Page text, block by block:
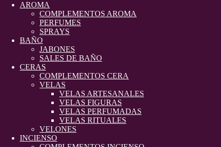
AROMA
COMPLEMENTOS AROMA
PERFUMES
SPRAYS
BAÑO
JABONES
SALES DE BAÑO
CERAS
COMPLEMENTOS CERA
VELAS
VELAS ARTESANALES
VELAS FIGURAS
VELAS PERFUMADAS
VELAS RITUALES
VELONES
INCIENSO